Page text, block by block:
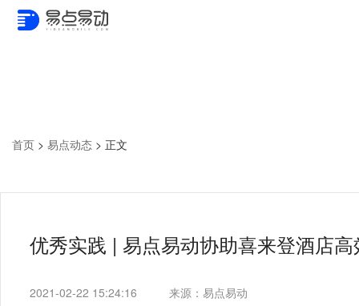
首页 > 易点动态 > 正文
优秀实践 | 易点易动协助喜来登酒店
2021-02-22 15:24:16 来源：易点易动